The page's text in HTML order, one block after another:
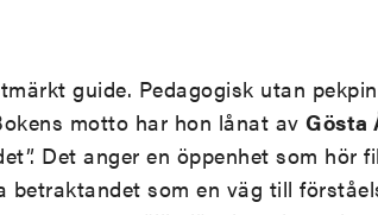
guide. Pedagogisk utan
motto har hon lånat av Gösta
Det anger en öppenhet som hör
som en väg till